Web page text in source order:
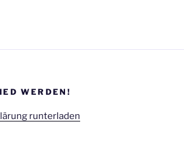
WERDEN!
runterladen